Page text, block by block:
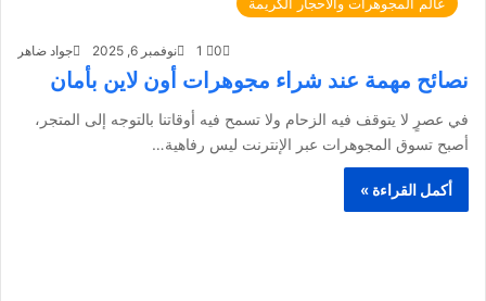
عالم المجوهرات والأحجار الكريمة
جواد ضاهر نوفمبر 6, 2025 0
نصائح مهمة عند شراء مجوهرات أون لاين بأمان
في عصرٍ لا يتوقف فيه الزحام ولا تسمح فيه أوقاتنا بالتوجه إلى المتجر،
أصبح تسوق المجوهرات عبر الإنترنت ليس رفاهية…
أكمل القراءة »